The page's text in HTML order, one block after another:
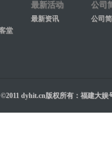
堂
最新活动
最新资讯
公司
公司
dyhit.cn版权所有：福建大娱